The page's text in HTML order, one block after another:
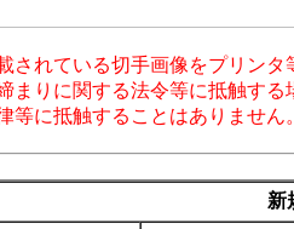
されている切手画像をプリン
まりに関する法令等に抵触す
等に抵触することはありません
新